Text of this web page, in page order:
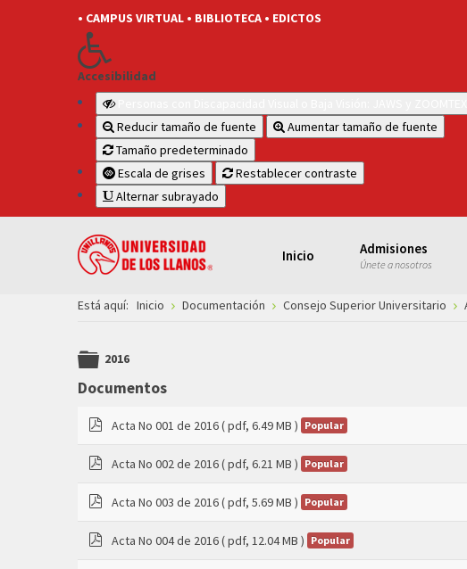
• CAMPUS VIRTUAL • BIBLIOTECA • EDICTOS
Accesibilidad
Reducir tamaño de fuente
Aumentar tamaño de fuente
Tamaño predeterminado
Escala de grises
Restablecer contraste
Alternar subrayado
Inicio Admisiones
Únete a nosotros
Está aquí: Inicio Documentación Consejo Superior Universitario
folder
2016
Documentos
Acta No 001 de 2016( pdf, 6.49 MB ) Popular
Acta No 002 de 2016( pdf, 6.21 MB ) Popular
Acta No 003 de 2016( pdf, 5.69 MB ) Popular
Acta No 004 de 2016( pdf, 12.04 MB ) Popular